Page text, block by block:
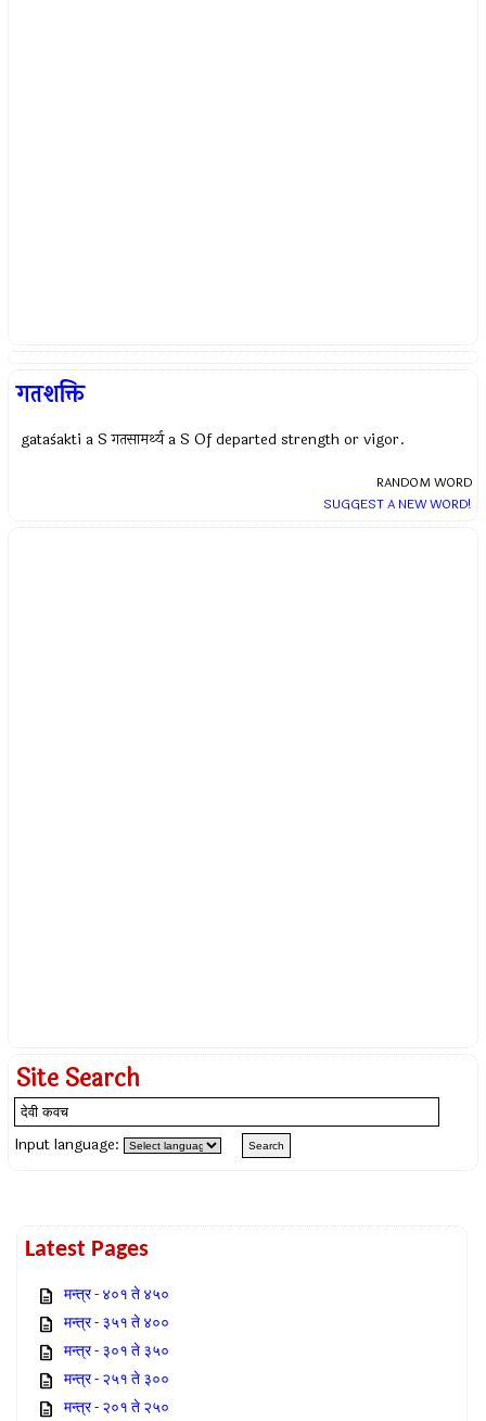
गतशक्ति
gataśakti a S गतसामर्थ्य a S Of departed strength or vigor.
RANDOM WORD
SUGGEST A NEW WORD!
Site Search
Input language:
Latest Pages
मन्त्र - ४०१ ते ४५०
मन्त्र - ३५१ ते ४००
मन्त्र - ३०१ ते ३५०
मन्त्र - २५१ ते ३००
मन्त्र - २०१ ते २५०